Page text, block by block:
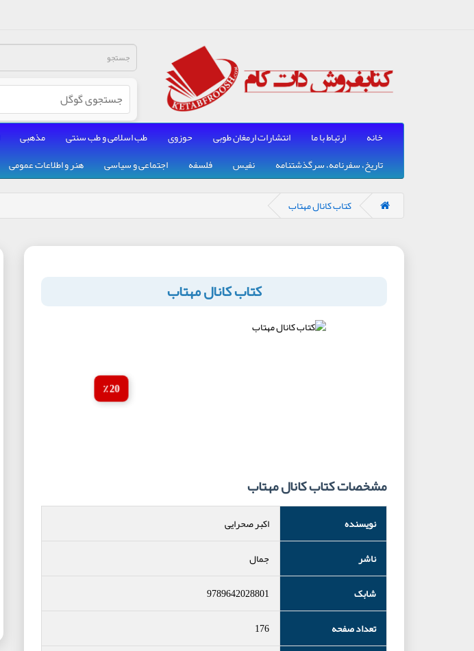
خانه ارتباط با ما انتشارات ارمغان طوبی حوزوی طب اسلامی و طب سنتی مذهبی
تاریخ، سفرنامه، سرگذشتنامه
نفیس فلسفه اجتماعی و سیاسی هنر و اطلاعات عمومی
کتاب کانال مهتاب
کتاب کانال مهتاب
20 ٪
مشخصات کتاب کانال مهتاب
نویسنده
اکبر صحرایی
ناشر
جمال
شابک
9789642028801
تعداد صفحه
176